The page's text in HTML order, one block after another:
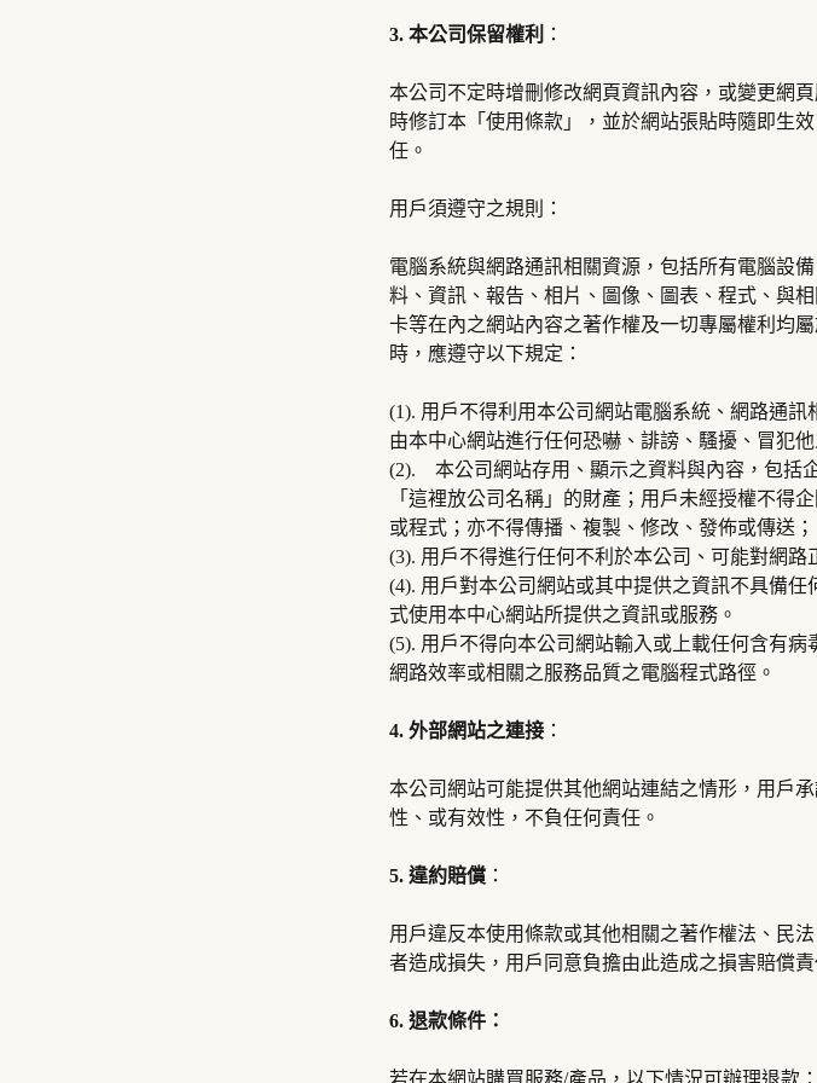
3. 本公司保留權利 ：
本公司不定時增刪修改網頁資訊內容，或變更網
時修訂本「使用條款」，並於網站張貼時隨即生
任。
用戶須遵守之規則：
電腦系統與網路通訊相關資源，包括所有電腦設
料、資訊、報告、相片、圖像、圖表、程式、與
卡等在內之網站內容之著作權及一切專屬權利均
時，應遵守以下規定：
(1). 用戶不得利用本公司網站電腦系統、網路通
由本中心網站進行任何恐嚇、誹謗、騷擾、冒犯
(2). 本公司網站存用、顯示之資料與內容，包括
「這裡放公司名稱」的財產；用戶未經授權不得
或程式；亦不得傳播、複製、修改、發佈或傳送；
(3). 用戶不得進行任何不利於本公司、可能對網路
(4). 用戶對本公司網站或其中提供之資訊不具備
式使用本中心網站所提供之資訊或服務。
(5). 用戶不得向本公司網站輸入或上載任何含有
網路效率或相關之服務品質之電腦程式路徑。
4. 外部網站之連接 ：
本公司網站可能提供其他網站連結之情形，用戶
性、或有效性，不負任何責任。
5. 違約賠償 ：
用戶違反本使用條款或其他相關之著作權法、民
者造成損失，用戶同意負擔由此造成之損害賠償責
6. 退款條件：
若在本網站購買服務/產品，以下情況可辦理退款：